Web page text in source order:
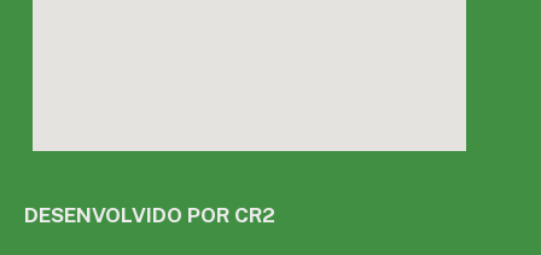
DESENVOLVIDO POR CR2